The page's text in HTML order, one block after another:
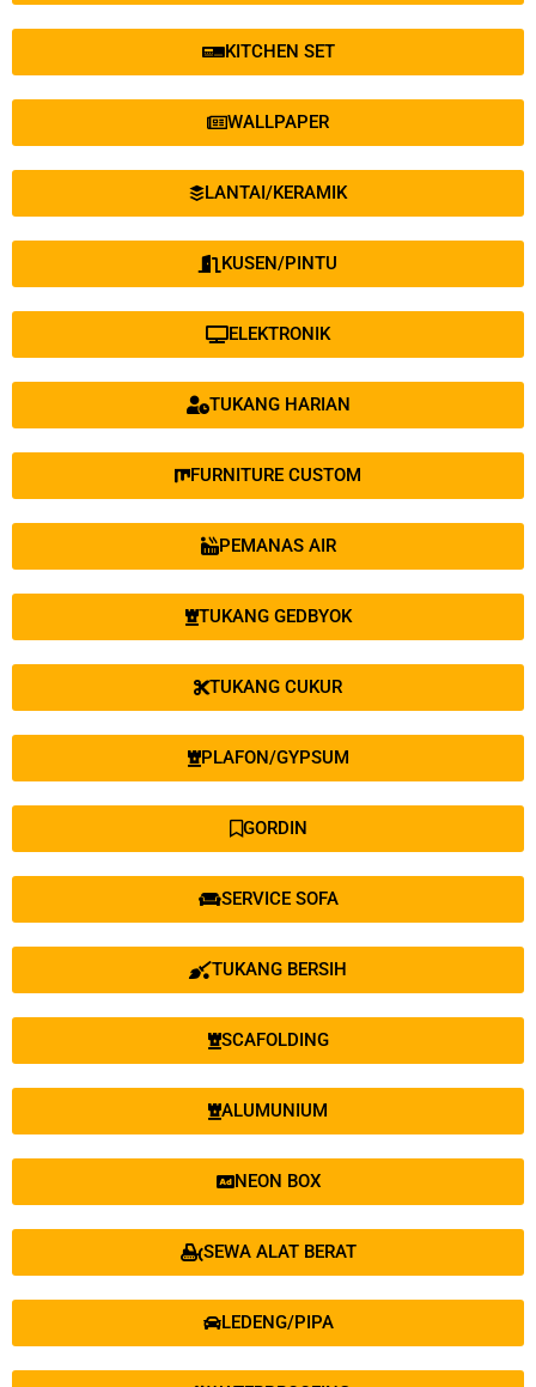
KITCHEN SET
WALLPAPER
LANTAI/KERAMIK
KUSEN/PINTU
ELEKTRONIK
TUKANG HARIAN
FURNITURE CUSTOM
PEMANAS AIR
TUKANG GEDBYOK
TUKANG CUKUR
PLAFON/GYPSUM
GORDIN
SERVICE SOFA
TUKANG BERSIH
SCAFOLDING
ALUMUNIUM
NEON BOX
SEWA ALAT BERAT
LEDENG/PIPA